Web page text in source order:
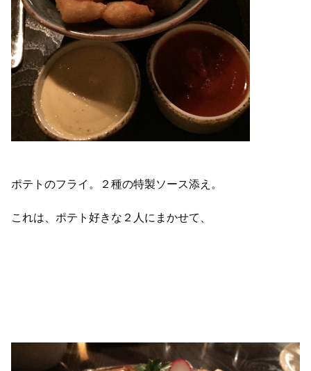
ポテトのフライ。２種の特製ソース添え。
これは、ポテト好きな２人にまかせて、